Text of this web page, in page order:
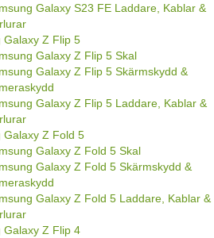
Galaxy S23 FE Laddare, Kablar &
Galaxy Z Flip 5
Galaxy Z Flip 5 Skal
Galaxy Z Flip 5 Skärmskydd &
Galaxy Z Flip 5 Laddare, Kablar &
Galaxy Z Fold 5
Galaxy Z Fold 5 Skal
Galaxy Z Fold 5 Skärmskydd &
Galaxy Z Fold 5 Laddare, Kablar &
Galaxy Z Flip 4